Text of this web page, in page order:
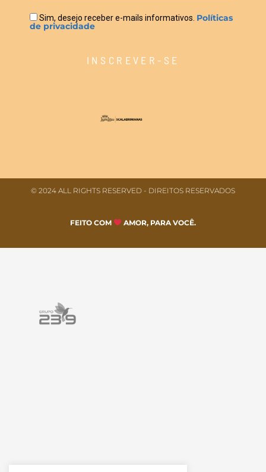
Sim, desejo receber e-mails informativos. Políticas
de privacidade
INSCREVER-SE
© 2024 ALL RIGHTS RESERVED​ - DIREITOS RESERVADOS
FEITO COM AMOR, PARA VOCÊ.